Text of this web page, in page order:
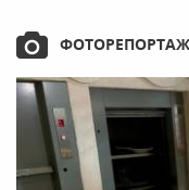
ФОТОРЕПОРТАЖ